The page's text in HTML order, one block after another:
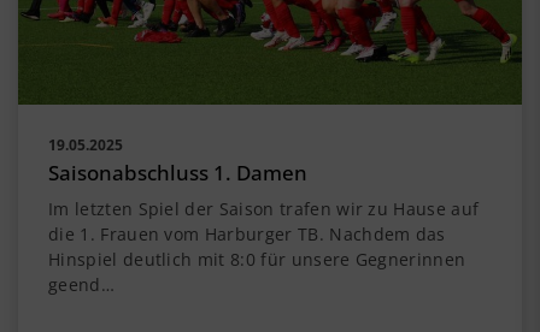
19.05.2025
Saisonabschluss 1. Damen
Im letzten Spiel der Saison trafen wir zu Hause auf
die 1. Frauen vom Harburger TB. Nachdem das
Hinspiel deutlich mit 8:0 für unsere Gegnerinnen
geend…